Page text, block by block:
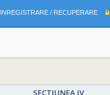
INREGISTRARE / RECUPERARE
SECTIUNEA IV